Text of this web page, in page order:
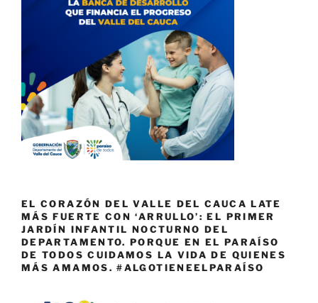
EL CORAZÓN DEL VALLE DEL CAUCA LATE
MÁS FUERTE CON ‘ARRULLO’: EL PRIMER
JARDÍN INFANTIL NOCTURNO DEL
DEPARTAMENTO. PORQUE EN EL PARAÍSO
DE TODOS CUIDAMOS LA VIDA DE QUIENES
MÁS AMAMOS. #ALGOTIENEELPARAÍSO